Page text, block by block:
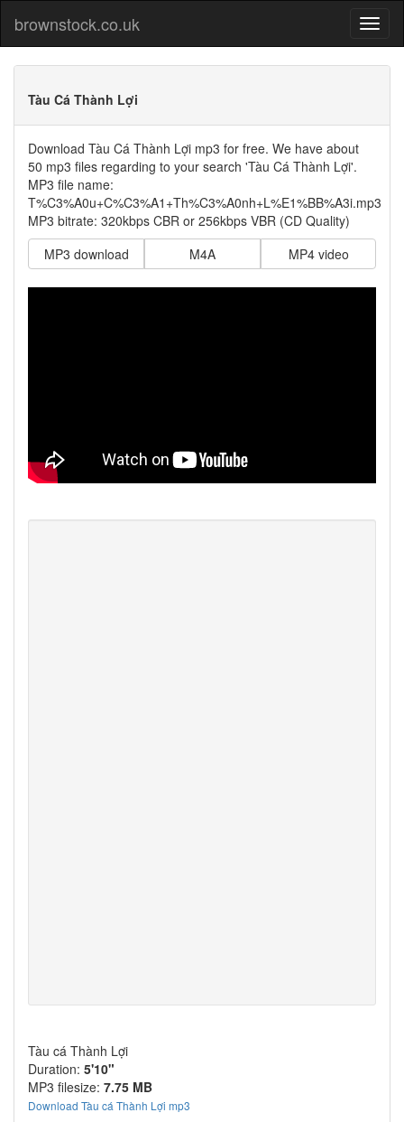
brownstock.co.uk
Tàu Cá Thành Lợi
Download Tàu Cá Thành Lợi mp3 for free. We have about
50 mp3 files regarding to your search 'Tàu Cá Thành Lợi'.
MP3 file name:
T%C3%A0u+C%C3%A1+Th%C3%A0nh+L%E1%BB%A3i.mp3
MP3 bitrate: 320kbps CBR or 256kbps VBR (CD Quality)
MP3 download
M4A MP4 video
Tàu cá Thành Lợi
Duration: 5'10"
MP3 filesize: 7.75 MB
Download Tàu cá Thành Lợi mp3